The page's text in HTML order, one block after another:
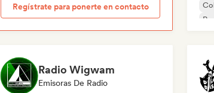
Regístrate para ponerte en contacto
Radio Wigwam
Emisoras De Radio